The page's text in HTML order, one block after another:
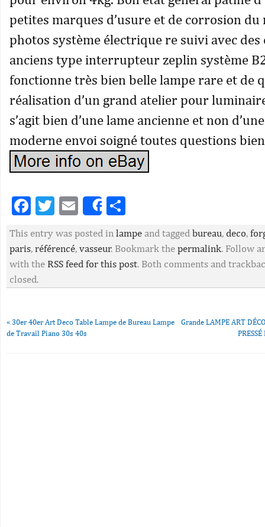
petites marques d’usure et de corrosion
photos système électrique re suivi avec des
anciens type interrupteur zeplin système
fonctionne très bien belle lampe rare et de
réalisation d’un grand atelier pour
s’agit bien d’une lame ancienne et non
moderne envoi soigné toutes questions
Facebook
Twitter
EmailShare
This entry was posted in lampe and tagged bureau, deco,
paris, référencé, vasseur. Bookmark the permalink. Follow
with the RSS feed for this post. Both comments and
closed.
« 30er 40er Art Deco Table Lampe de Bureau Lampe
de Travail Piano 30s 40s
Grande LAMPE ART